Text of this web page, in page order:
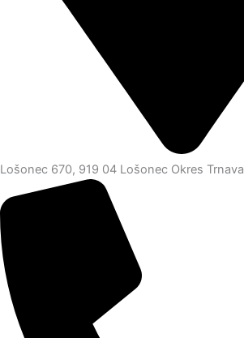
Lošonec 670, 919 04 Lošonec Okres Trnava